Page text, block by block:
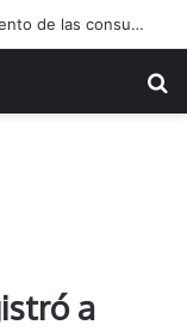
La Revuelta advierte un fuerte crecimiento de las consultas por consumo de crack
a